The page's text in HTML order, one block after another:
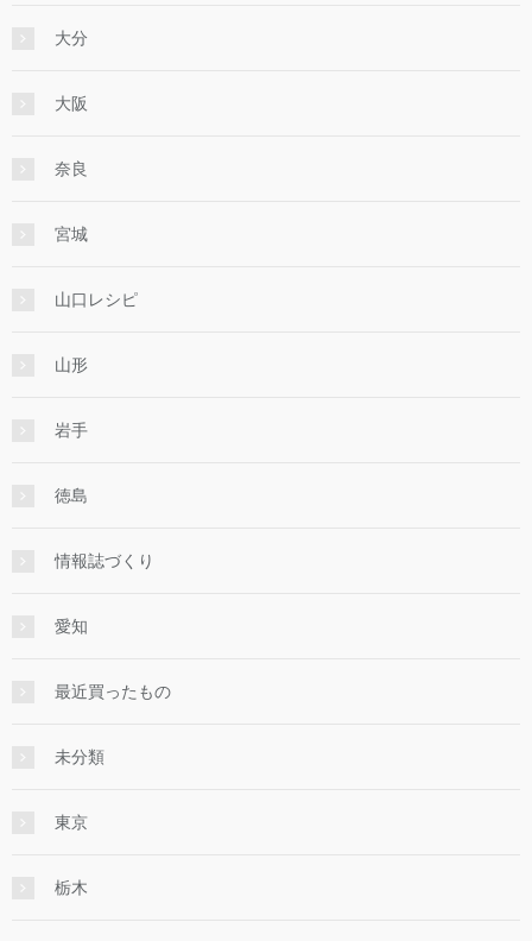
大分
大阪
奈良
宮城
山口レシピ
山形
岩手
徳島
情報誌づくり
愛知
最近買ったもの
未分類
東京
栃木